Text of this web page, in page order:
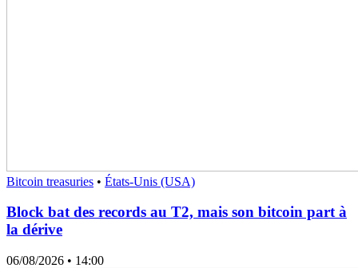
Bitcoin treasuries • États-Unis (USA)
Block bat des records au T2, mais son bitcoin part à
la dérive
06/08/2026 • 14:00